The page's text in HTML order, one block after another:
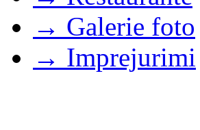
→ Galerie foto
→ Imprejurimi